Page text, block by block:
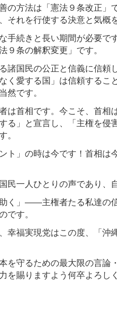
の方法は「憲法９条改正
それを行使する決意と気概
手続きと長い期間が必要
９条の解釈変更」です。
諸国民の公正と信義に信
く愛する国」は信頼する
然です。
は首相です。今こそ、首
る」と宣言し、「主権を侵
。
ト」の時は今です！首相
民一人ひとりの声であり、
く」――主権者たる私達の
です。
幸福実現党はこの度、「沖
を守るための最大限の言
を賜りますよう何卒よろし